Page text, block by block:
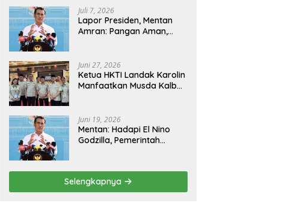
Juli 7, 2026
Lapor Presiden, Mentan
Amran: Pangan Aman,
Juni 27, 2026
Ketua HKTI Landak Karolin
Manfaatkan Musda Kalbar
Juni 19, 2026
Mentan: Hadapi El Nino
Godzilla, Pemerintah
Infrastruktur Pertanian
Nasional
Selengkapnya